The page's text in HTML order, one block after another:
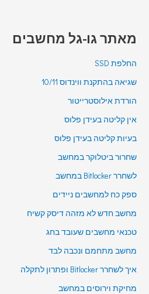
מאתר גו-גל מחשבים
החלפת SSD
שגיאה בהתקנת ווינדוס 10/11
הורדת אילוסטרייטור
אין קליטה בעידן פלוס
בעיות קליטה בעידן פלוס
שחרור ביטלוקר במחשב
לשחרר Bitlocker במחשב
ספק כח למחשבים ניידים
מחשב חדש לא מזהה דיסק קשיח
טכנאי מחשבים שעובד בחג
מחשב מתחמם ונכבה לבד
איך לשחרר Bitlocker ופתרון לתקלה
מחיקת וירוסים במחשב